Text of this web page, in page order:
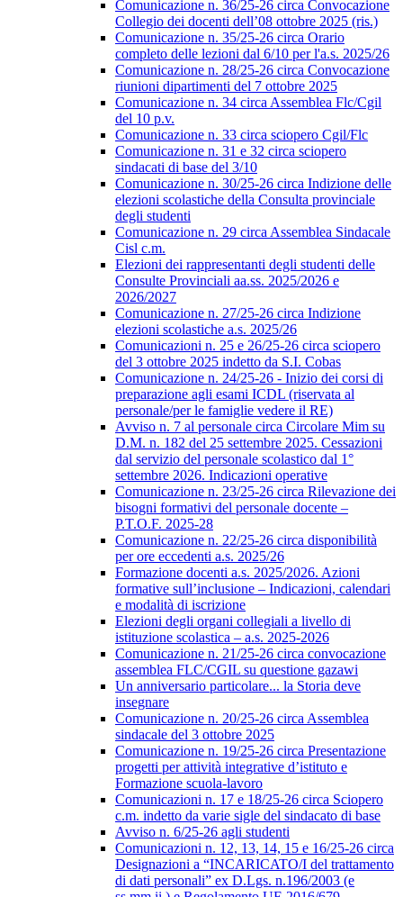
Comunicazione n. 36/25-26 circa Convocazione
Collegio dei docenti dell’08 ottobre 2025 (ris.)
Comunicazione n. 35/25-26 circa Orario
completo delle lezioni dal 6/10 per l'a.s. 2025/26
Comunicazione n. 28/25-26 circa Convocazione
riunioni dipartimenti del 7 ottobre 2025
Comunicazione n. 34 circa Assemblea Flc/Cgil
del 10 p.v.
Comunicazione n. 33 circa sciopero Cgil/Flc
Comunicazione n. 31 e 32 circa sciopero
sindacati di base del 3/10
Comunicazione n. 30/25-26 circa Indizione delle
elezioni scolastiche della Consulta provinciale
degli studenti
Comunicazione n. 29 circa Assemblea Sindacale
Cisl c.m.
Elezioni dei rappresentanti degli studenti delle
Consulte Provinciali aa.ss. 2025/2026 e
2026/2027
Comunicazione n. 27/25-26 circa Indizione
elezioni scolastiche a.s. 2025/26
Comunicazioni n. 25 e 26/25-26 circa sciopero
del 3 ottobre 2025 indetto da S.I. Cobas
Comunicazione n. 24/25-26 - Inizio dei corsi di
preparazione agli esami ICDL (riservata al
personale/per le famiglie vedere il RE)
Avviso n. 7 al personale circa Circolare Mim su
D.M. n. 182 del 25 settembre 2025. Cessazioni
dal servizio del personale scolastico dal 1°
settembre 2026. Indicazioni operative
Comunicazione n. 23/25-26 circa Rilevazione dei
bisogni formativi del personale docente –
P.T.O.F. 2025-28
Comunicazione n. 22/25-26 circa disponibilità
per ore eccedenti a.s. 2025/26
Formazione docenti a.s. 2025/2026. Azioni
formative sull’inclusione – Indicazioni, calendari
e modalità di iscrizione
Elezioni degli organi collegiali a livello di
istituzione scolastica – a.s. 2025-2026
Comunicazione n. 21/25-26 circa convocazione
assemblea FLC/CGIL su questione gazawi
Un anniversario particolare... la Storia deve
insegnare
Comunicazione n. 20/25-26 circa Assemblea
sindacale del 3 ottobre 2025
Comunicazione n. 19/25-26 circa Presentazione
progetti per attività integrative d’istituto e
Formazione scuola-lavoro
Comunicazioni n. 17 e 18/25-26 circa Sciopero
c.m. indetto da varie sigle del sindacato di base
Avviso n. 6/25-26 agli studenti
Comunicazioni n. 12, 13, 14, 15 e 16/25-26 circa
Designazioni a “INCARICATO/I del trattamento
di dati personali” ex D.Lgs. n.196/2003 (e